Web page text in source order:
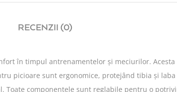
RECENZII (0)
în timpul antrenamentelor și meciurilor.
picioare sunt ergonomice, protejând tibia și
componentele sunt reglabile pentru o